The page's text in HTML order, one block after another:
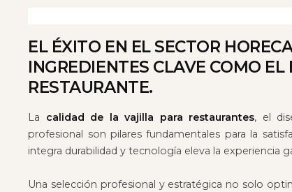
EL ÉXITO EN EL SECTOR
INGREDIENTES CLAVE COMO
RESTAURANTE.
La calidad de la vajilla para restaurantes, el
profesional son pilares fundamentales para la
integra durabilidad y tecnología eleva la experiencia
Una selección profesional y estratégica no solo